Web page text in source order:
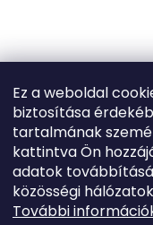
Ez a weboldal
biztosítása
tartalmának
kattintva Ön
adatok
közösségi
További